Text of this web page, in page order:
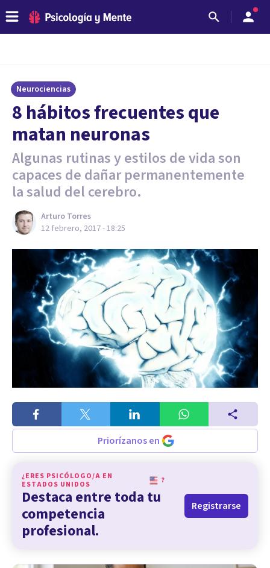
Neurociencias
​8 hábitos frecuentes que
matan neuronas
Algunas rutinas y estilos de vida son
capaces de dañar permanentemente
la salud del cerebro.
Arturo Torres
12 febrero, 2017 - 18:25
Priorízanos en
¿ERES PSICÓLOGO/A EN
ESTADOS UNIDOS
?
Destaca entre toda tu
competencia
profesional.
Registrarse